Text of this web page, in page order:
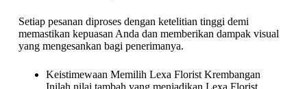
Setiap pesanan diproses dengan ketelitian tinggi demi
memastikan kepuasan Anda dan memberikan dampak visual
yang mengesankan bagi penerimanya.
Keistimewaan Memilih Lexa Florist Krembangan